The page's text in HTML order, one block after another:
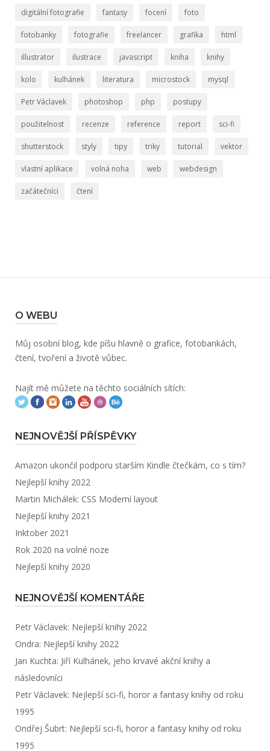
digitální fotografie fantasy focení foto
fotobanky fotografie freelancer grafika html
illustrator ilustrace javascript kniha knihy
kolo kulhánek literatura microstock mysql
Petr Václavek photoshop php postupy
použitelnost recenze reference report sci-fi
shutterstock styly tipy triky tutorial vektor
vlastní aplikace volná noha web webdesign
začátečníci čtení
O WEBU
Můj osobní blog, kde píšu hlavně o grafice, fotobankách,
čtení, tvoření a životě vůbec.
Najít mě můžete na těchto sociálních sítích:
NEJNOVĚJŠÍ PŘÍSPĚVKY
Amazon ukončil podporu starším Kindle čtečkám, co s tím?
Nejlepší knihy 2022
Martin Michálek: CSS Moderní layout
Nejlepší knihy 2021
Inktober 2021
Rok 2020 na volné noze
Nejlepší knihy 2020
NEJNOVĚJŠÍ KOMENTÁŘE
Petr Václavek: Nejlepší knihy 2022
Ondra: Nejlepší knihy 2022
Jan Kuchta: Jiří Kulhánek, jeho krvavé akční knihy a
následovníci
Petr Václavek: Nejlepší sci-fi, horor a fantasy knihy od roku
1995
Ondřej Šubrt: Nejlepší sci-fi, horor a fantasy knihy od roku
1995